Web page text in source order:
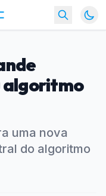
algoritmo
uma nova
do algoritmo